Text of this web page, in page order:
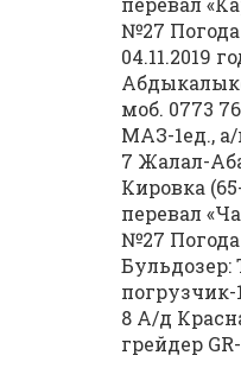
№27
04.11.2019
моб. 0773
МАЗ-1ед., а/
7 Жалал-
Кировка
перевал
№27 Погода
Бульдозер:
погрузчик-
8 А/д
грейдер